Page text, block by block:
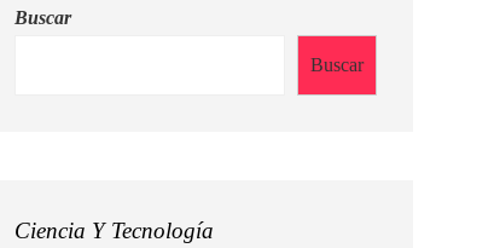
Buscar
Buscar
Ciencia Y Tecnología